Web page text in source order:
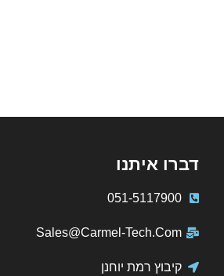
דברו איתנו
051-5117900
Sales@Carmel-Tech.Com
קיבוץ רמת יוחנן